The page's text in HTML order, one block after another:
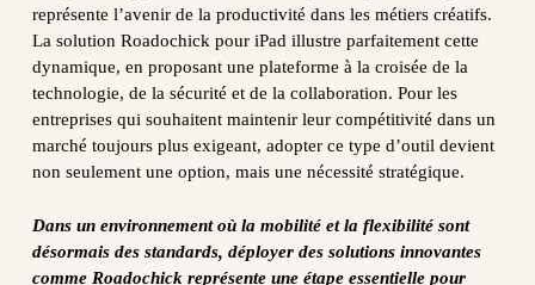
représente l’avenir de la productivité dans les métiers créatifs.
La solution Roadochick pour iPad illustre parfaitement cette
dynamique, en proposant une plateforme à la croisée de la
technologie, de la sécurité et de la collaboration. Pour les
entreprises qui souhaitent maintenir leur compétitivité dans un
marché toujours plus exigeant, adopter ce type d’outil devient
non seulement une option, mais une nécessité stratégique.
Dans un environnement où la mobilité et la flexibilité sont
désormais des standards, déployer des solutions innovantes
comme Roadochick représente une étape essentielle pour